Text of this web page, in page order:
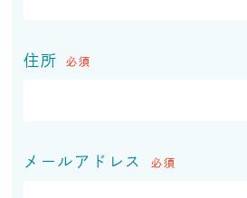
住所 必須
メールアドレス 必須